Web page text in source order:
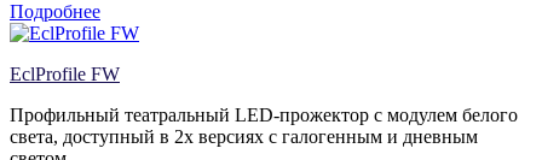
Подробнее
EclProfile FW
Профильный театральный LED-прожектор с модулем белого
света, доступный в 2х версиях с галогенным и дневным